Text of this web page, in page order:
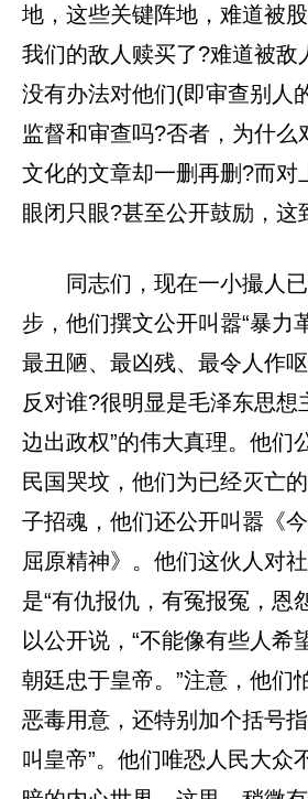
地，这些关键阵地，难道被
我们的敌人赎买了?难道被敌
没有办法对他们(即审查别人
监督和审查吗?否者，为什么
文化的文章却一删再删?而对
眼闭只眼?甚至公开鼓励，这
同志们，现在一小撮人
步，他们撰文公开叫嚣“暴力
最丑陋、最凶残、最令人作
反对谁?很明显是毛泽东思想
边出政权”的伟大真理。他们
民国哭坟，他们为已经灭亡
子招魂，他们还公开叫嚣《
屈原精神》。他们这伙人对
是“有仇报仇，有冤报冤，恩
以公开说，“不能像有些人希
朝廷忠于皇帝。”注意，他们
恶毒用意，还特别加个括号
叫皇帝”。他们唯恐人民大众